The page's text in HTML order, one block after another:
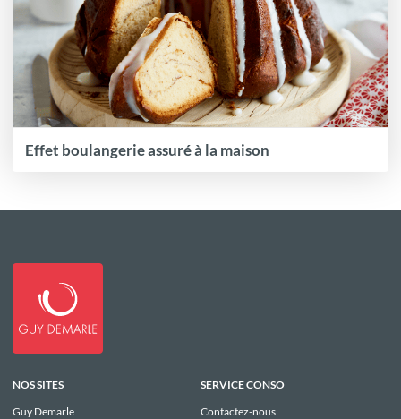
Effet boulangerie assuré à la maison
NOS SITES
Guy Demarle
SERVICE CONSO
Contactez-nous